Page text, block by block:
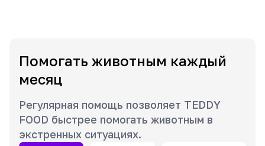
Помогать животным каждый
месяц
Регулярная помощь позволяет TEDDY
FOOD быстрее помогать животным в
экстренных ситуациях.